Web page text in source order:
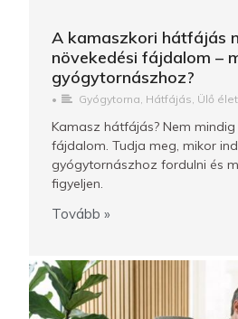
A kamaszkori hátfájás
növekedési fájdalom –
gyógytornászhoz?
• Gyógytorna Hátfájás Ülő
Kamasz hátfájás? Nem mindig
fájdalom. Tudja meg, mikor
gyógytornászhoz fordulni és
figyeljen.
Tovább »